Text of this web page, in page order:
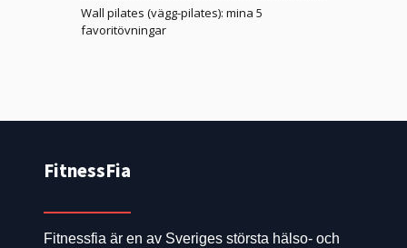
Wall pilates (vägg-pilates): mina 5
favoritövningar
FitnessFia
Fitnessfia är en av Sveriges största hälso- och